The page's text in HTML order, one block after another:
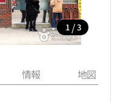
1 / 3
情報 地図